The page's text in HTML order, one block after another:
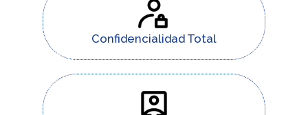
Confidencialidad Total